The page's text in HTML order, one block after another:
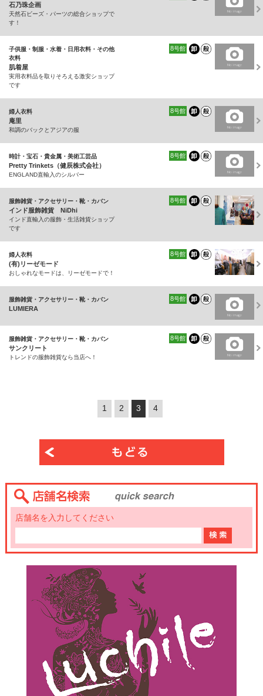
石乃珠企画
天然石ビーズ・パーツの総合ショップで
す！
子供服・制服・水着・日用衣料・その他
衣料
肌着屋
実用衣料品を取りそろえる激安ショップ
です
8号館
婦人衣料
庵里
和調のバックとアジアの服
8号館
時計・宝石・貴金属・美術工芸品
Pretty Trinkets（健辰株式会社）
ENGLAND直輸入のシルバー
8号館
服飾雑貨・アクセサリー・靴・カバン
インド服飾雑貨 NiDhi
インド直輸入の服飾・生活雑貨ショップ
です
8号館
婦人衣料
(有)リーゼモード
おしゃれなモードは、リーゼモードで！
8号館
服飾雑貨・アクセサリー・靴・カバン
LUMIERA
8号館
服飾雑貨・アクセサリー・靴・カバン
サンクリート
トレンドの服飾雑貨なら当店へ！
8号館
1 2 3 4
店舗名を入力してください